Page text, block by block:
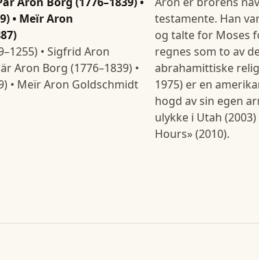
• Meïr Aron
• Sigfrid Aron
Aron Borg (1776–1839) •
• Meïr Aron Goldschmidt
testamente. Han
og talte for Moses
regnes som to av
abrahamittiske
1975) er en
hogd av sin egen
ulykke i Utah
Hours» (2010).